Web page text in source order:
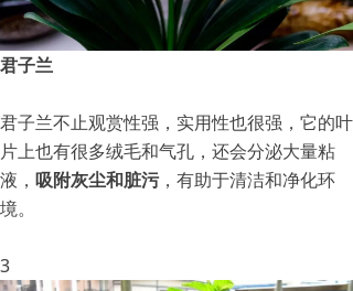
君子兰
君子兰不止观赏性强，实用性也很强，它的叶
片上也有很多绒毛和气孔，还会分泌大量粘
液， 吸附灰尘和脏污，有助于清洁和净化环
境。
3